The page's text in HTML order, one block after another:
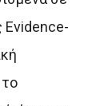
Evidence-